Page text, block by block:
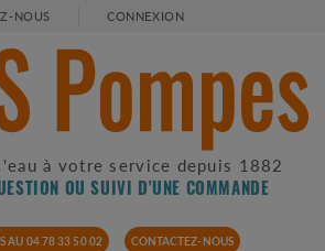
NOUS CONNEXION
à votre service depuis 1882
OU SUIVI D'UNE COMMANDE
AU 04 78 33 50 02 CONTACTEZ-NOUS